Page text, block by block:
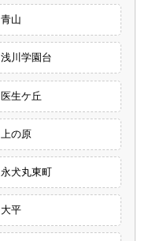
青山
浅川学園台
医生ケ丘
上の原
永犬丸東町
大平